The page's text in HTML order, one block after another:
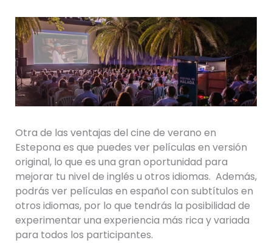
Otra de las ventajas del cine de verano en
Estepona es que puedes ver películas en versión
original, lo que es una gran oportunidad para
mejorar tu nivel de inglés u otros idiomas. Además,
podrás ver películas en español con subtítulos en
otros idiomas, por lo que tendrás la posibilidad de
experimentar una experiencia más rica y variada
para todos los participantes.